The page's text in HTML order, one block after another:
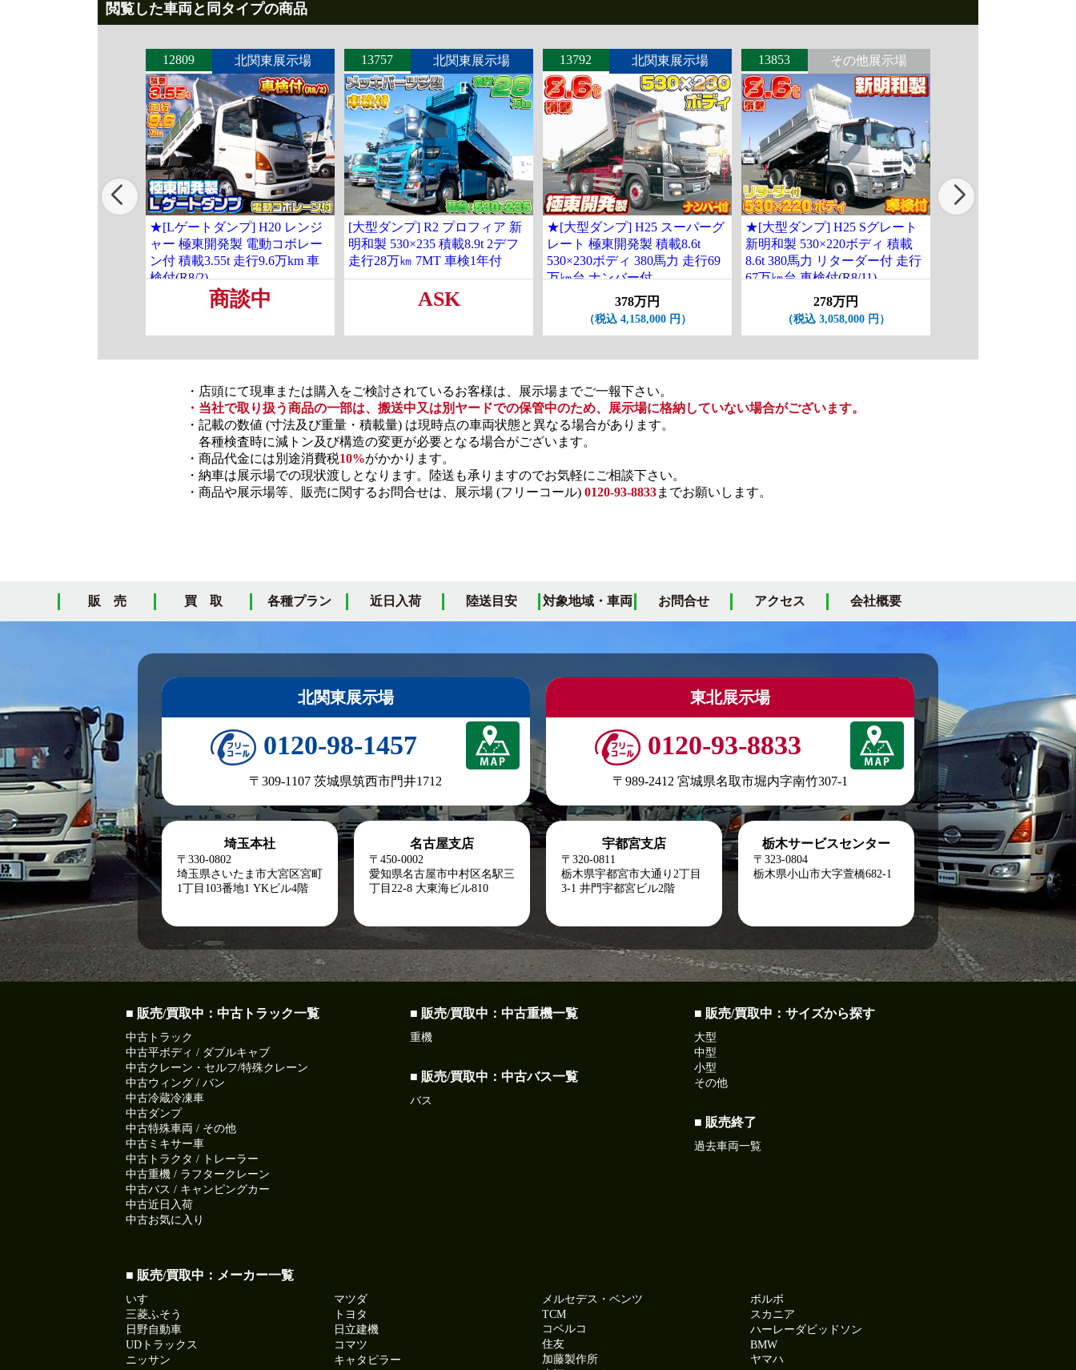
閲覧した車両と同タイプの商品
12809 北関東展示場
★[Lゲートダンプ] H20 レンジ
ャー 極東開発製 電動コボレー
ン付 積載3.55t 走行9.6万km 車
検付(R8/2)
商談中
13757 北関東展示場
[大型ダンプ] R2 プロフィア 新
明和製 530×235 積載8.9t 2デフ
走行28万㎞ 7MT 車検1年付
ASK
13792 北関東展示場
★[大型ダンプ] H25 スーパーグ
レート 極東開発製 積載8.6t
530×230ボディ 380馬力 走行69
万㎞台 ナンバー付
378万円
（税込 4,158,000 円）
13853 その他展示場
★[大型ダンプ] H25 Sグレート
新明和製 530×220ボディ 積載
8.6t 380馬力 リターダー付 走行
67万㎞台 車検付(R8/11)
278万円
（税込 3,058,000 円）
・店頭にて現車または購入をご検討されているお客様は、展示場までご一報下さい。
・当社で取り扱う商品の一部は、搬送中又は別ヤードでの保管中のため、展示場に格納していない場合がございます。
・記載の数値 (寸法及び重量・積載量) は現時点の車両状態と異なる場合があります。
各種検査時に減トン及び構造の変更が必要となる場合がございます。
・商品代金には別途消費税10%がかかります。
・納車は展示場での現状渡しとなります。陸送も承りますのでお気軽にご相談下さい。
・商品や展示場等、販売に関するお問合せは、展示場 (フリーコール) 0120-93-8833までお願いします。
販 売 買 取 各種プラン 近日入荷 陸送目安 対象地域・車両 お問合せ アクセス 会社概要
北関東展示場
0120-98-1457
〒309-1107 茨城県筑西市門井1712
東北展示場
0120-93-8833
〒989-2412 宮城県名取市堀内字南竹307-1
埼玉本社
〒330-0802
埼玉県さいたま市大宮区宮町
1丁目103番地1 YKビル4階
名古屋支店
〒450-0002
愛知県名古屋市中村区名駅三
丁目22-8 大東海ビル810
宇都宮支店
〒320-0811
栃木県宇都宮市大通り2丁目
3-1 井門宇都宮ビル2階
栃木サービスセンター
〒323-0804
栃木県小山市大字萱橋682-1
■ 販売/買取中：中古トラック一覧
中古トラック
中古平ボディ / ダブルキャブ
中古クレーン・セルフ/特殊クレーン
中古ウィング / バン
中古冷蔵冷凍車
中古ダンプ
中古特殊車両 / その他
中古ミキサー車
中古トラクタ / トレーラー
中古重機 / ラフタークレーン
中古バス / キャンピングカー
中古近日入荷
中古お気に入り
■ 販売/買取中：中古重機一覧
重機
■ 販売/買取中：中古バス一覧
バス
■ 販売/買取中：サイズから探す
大型
中型
小型
その他
■ 販売終了
過去車両一覧
■ 販売/買取中：メーカー一覧
いすゞ
三菱ふそう
日野自動車
UDトラックス
ニッサン
マツダ
トヨタ
日立建機
コマツ
キャタピラー
メルセデス・ベンツ
TCM
コベルコ
住友
加藤製作所
ボルボ
スカニア
ハーレーダビッドソン
BMW
ヤマハ